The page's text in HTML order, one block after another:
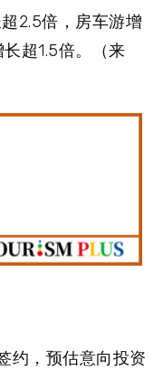
2.5倍，房车游增
超1.5倍。（来
约，预估意向投资